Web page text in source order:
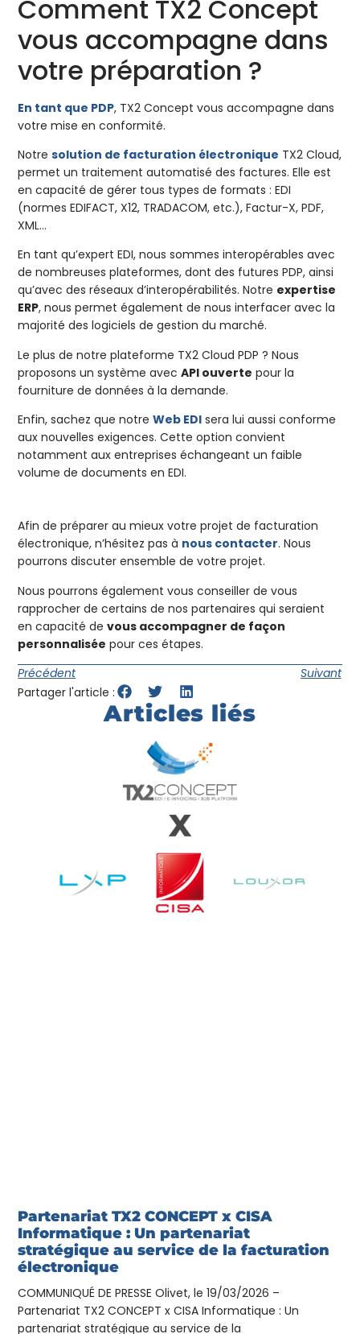
Comment TX2 Concept
vous accompagne dans
votre préparation ?
En tant que PDP, TX2 Concept vous accompagne dans
votre mise en conformité.
Notresolution de facturation électronique TX2 Cloud,
permet un traitement automatisé des factures. Elle est
en capacité de gérer tous types de formats : EDI
(normes EDIFACT, X12, TRADACOM, etc.), Factur-X, PDF,
XML…
En tant qu’expert EDI, nous sommes interopérables avec
de nombreuses plateformes, dont des futures PDP, ainsi
qu’avec des réseaux d’interopérabilités. Notre expertise
ERP, nous permet également de nous interfacer avec la
majorité des logiciels de gestion du marché.
Le plus de notre plateforme TX2 Cloud PDP ? Nous
proposons un système avecAPI ouverte pour la
fourniture de données à la demande.
Enfin, sachez que notreWeb EDI sera lui aussi conforme
aux nouvelles exigences. Cette option convient
notamment aux entreprises échangeant un faible
volume de documents en EDI.
Afin de préparer au mieux votre projet de facturation
électronique, n’hésitez pas à nous contacter. Nous
pourrons discuter ensemble de votre projet.
Nous pourrons également vous conseiller de vous
rapprocher de certains de nos partenaires qui seraient
en capacité devous accompagner de façon
personnalisée pour ces étapes.
Précédent
Suivant
Partager l'article :
Articles liés
Partenariat TX2 CONCEPT x CISA
Informatique : Un partenariat
stratégique au service de la facturation
électronique
COMMUNIQUÉ DE PRESSE Olivet, le 19/03/2026 –
Partenariat TX2 CONCEPT x CISA Informatique : Un
partenariat stratégique au service de la